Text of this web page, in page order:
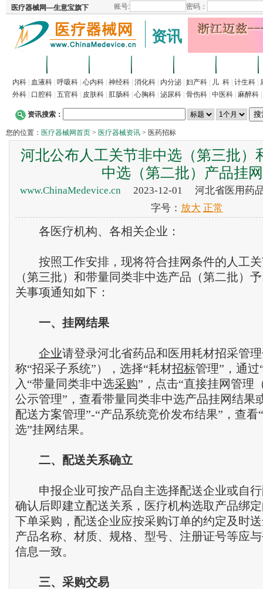
资讯
内科 血液科 呼吸科 心内科 神经科 消化科 内分泌 妇产科 儿 科 计生科
外科
口腔科 五官科 皮肤科 肛肠科 心胸科 泌尿科 骨伤科 中医科 麻醉科
资讯搜索：
您的位置： 医疗器械网首页 > 医疗器械资讯 > 医药招标
河北公布人工关节非中选（第三批）
中选（第二批）产品挂网
www.ChinaMedevice.cn2023-12-01 河北省医用药品
字号： 放大 正常
各医疗机构、各相关企业：
按照工作安排，现将符合挂网条件的人工关
（第三批）和带量同类非中选产品（第二批）
关事项通知如下：
一、 挂网结果
企业请登录河北省药品和医用耗材招采管
称“招采子系统”），选择“耗材招标管理”，通过
入“带量同类非中选采购”，点击“直接挂网管理
公示管理”，查看带量同类非中选产品挂网结果
配送方案管理”-“产品系统竞价发布结果”，查看
选”挂网结果。
二、 配送关系确立
申报企业可按产品自主选择配送企业或自行
确认后即建立配送关系，医疗机构选取产品绑
下单采购，配送企业应按采购订单的约定及时
产品名称、材质、规格、型号、注册证号等应
信息一致。
三、 采购交易